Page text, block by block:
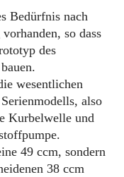
Bedürfnis nach
so dass
des
wesentlichen
also
Kurbelwelle und
49 ccm, sondern
38 ccm